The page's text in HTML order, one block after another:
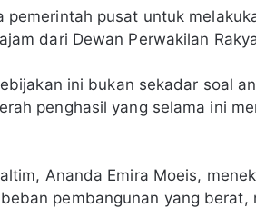
pemerintah pusat untuk
dari Dewan Perwakilan
ini bukan sekadar soal
penghasil yang selama ini
Ananda Emira Moeis,
pembangunan yang